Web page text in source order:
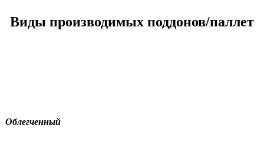
Виды производимых поддонов/паллет
Облегченный